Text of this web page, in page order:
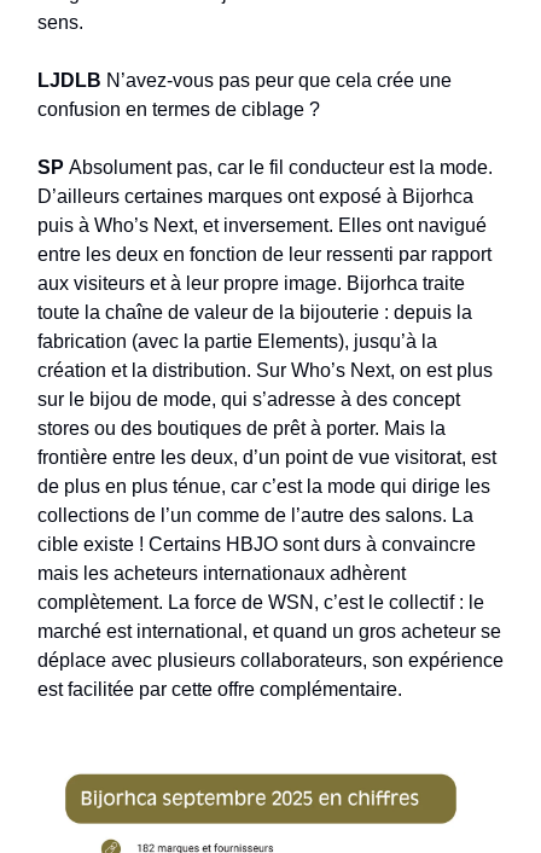
sens.
LJDLB N’avez-vous pas peur que cela crée une
confusion en termes de ciblage ?
SP Absolument pas, car le fil conducteur est la mode.
D’ailleurs certaines marques ont exposé à Bijorhca
puis à Who’s Next, et inversement. Elles ont navigué
entre les deux en fonction de leur ressenti par rapport
aux visiteurs et à leur propre image. Bijorhca traite
toute la chaîne de valeur de la bijouterie : depuis la
fabrication (avec la partie Elements), jusqu’à la
création et la distribution. Sur Who’s Next, on est plus
sur le bijou de mode, qui s’adresse à des concept
stores ou des boutiques de prêt à porter. Mais la
frontière entre les deux, d’un point de vue visitorat, est
de plus en plus ténue, car c’est la mode qui dirige les
collections de l’un comme de l’autre des salons. La
cible existe ! Certains HBJO sont durs à convaincre
mais les acheteurs internationaux adhèrent
complètement. La force de WSN, c’est le collectif : le
marché est international, et quand un gros acheteur se
déplace avec plusieurs collaborateurs, son expérience
est facilitée par cette offre complémentaire.